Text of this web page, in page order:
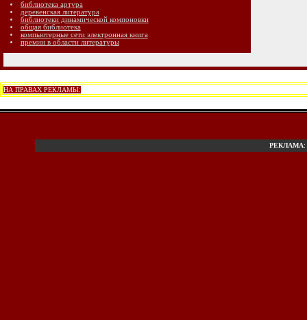
библиотека артура
деревенская литература
библиотеки динамической компоновки
общая библиотека
компьютерные сети электронная книга
премии в области литературы
НА ПРАВАХ РЕКЛАМЫ:
РЕКЛАМА: